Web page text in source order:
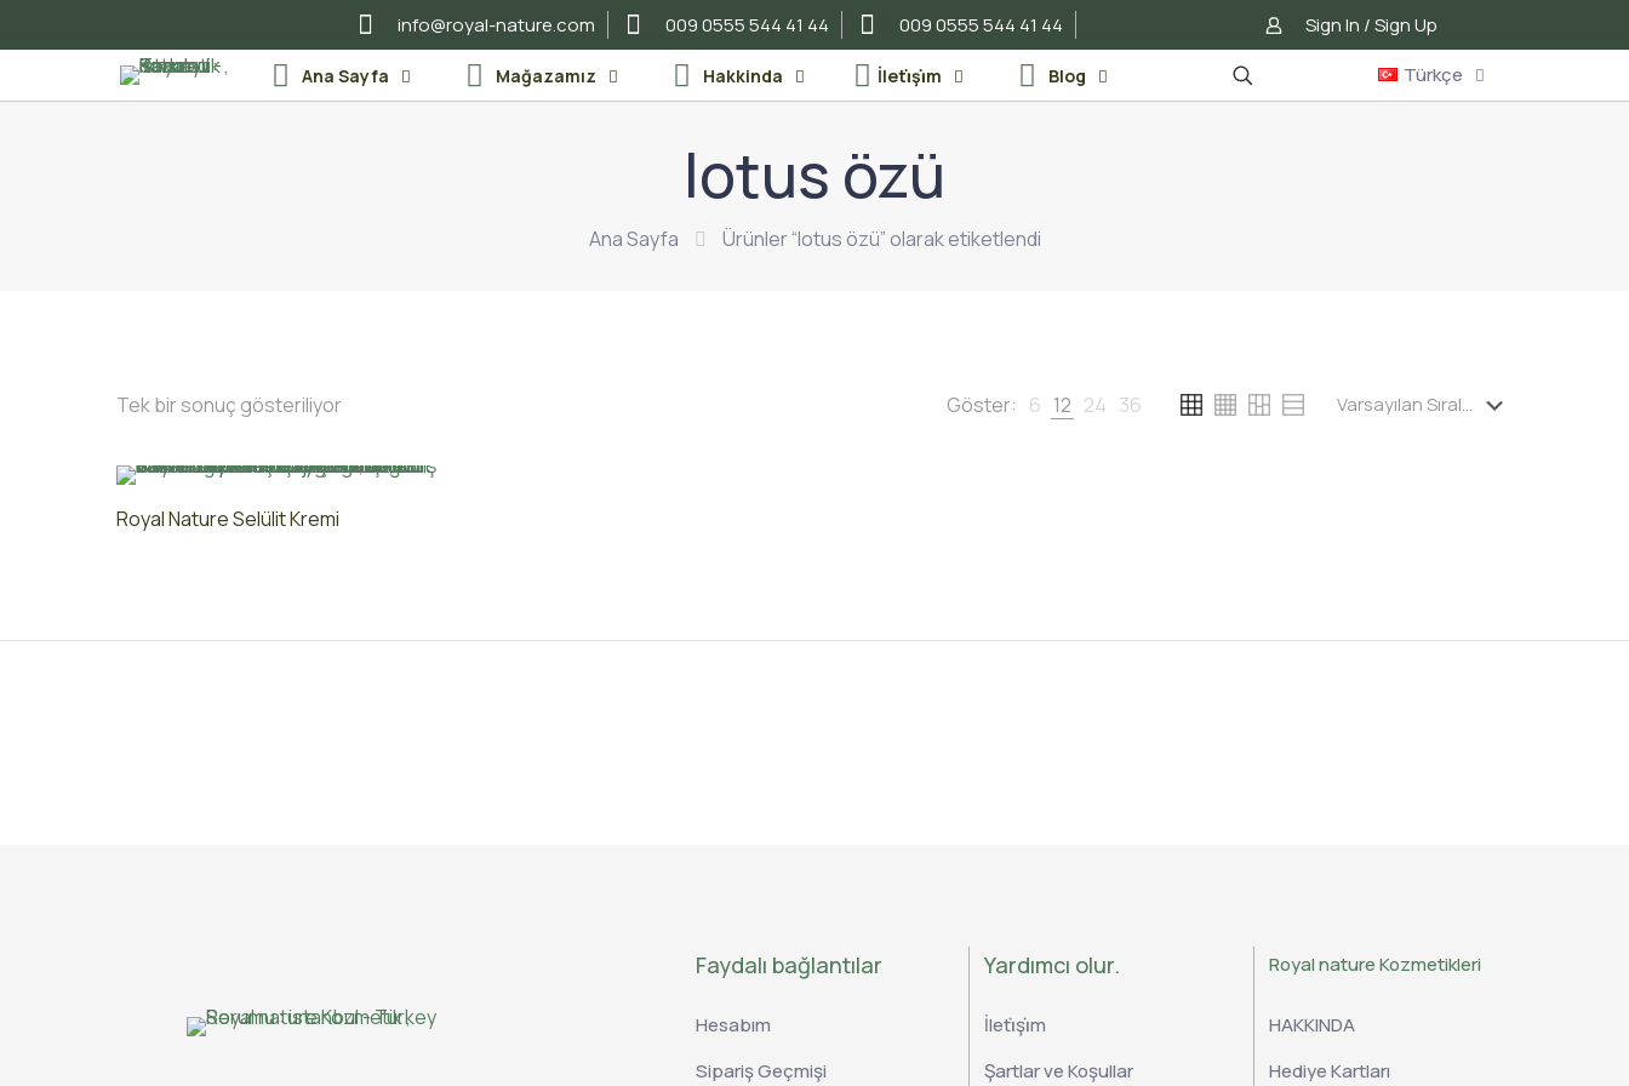
info@royal-nature.com 009 0555 544 41 44 009 0555 544 41 44 Sign In / Sign Up
Ana Sayfa Mağazamız Hakkinda İleti̇şi̇m Blog Türkçe
lotus özü
Ana Sayfa Ürünler “lotus özü” olarak etiketlendi
Tek bir sonuç gösteriliyor Göster: 6 12 24 36
Royal Nature Selülit Kremi
Faydalı bağlantılar
Hesabım
Sipariş Geçmişi
Yardımcı olur.
İleti̇şi̇m
Şartlar ve Koşullar
Royal nature Kozmetikleri
HAKKINDA
Hediye Kartları